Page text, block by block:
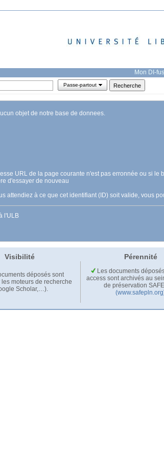
Mon DI-
Passe-partout
objet de notre base de donnees.
URL de la page courante n'est pas erronnée ou si le
d'essayer de nouveau
attendiez à ce que cet identifiant (ID) soit valide, vous
l'ULB
Visibilité Pérennité
déposés sont
moteurs de recherche
Scholar,…).
Les documents
access sont archivés au
de préservation